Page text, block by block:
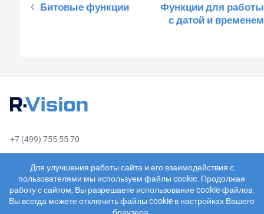
Битовые функции
Функции для работы
с датой и временем
+7 (499) 755 55 70
Для улучшения работы сайта и его взаимодействия с
пользователями мы используем файлы cookie. Продолжая
работу с сайтом, Вы разрешаете использование cookie-файлов.
Вы всегда можете отключить файлы cookie в настройках Вашего